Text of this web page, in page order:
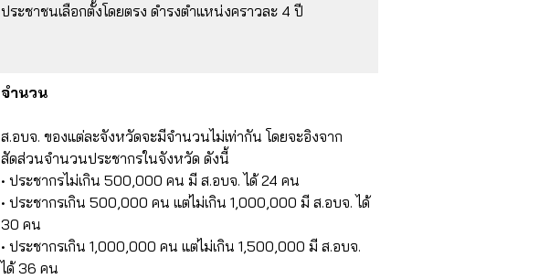
ประชาชนเลือกตั้งโดยตรง ดำรงตำแหน่งคราวละ 4 ปี
จำนวน
ส.อบจ. ของแต่ละจังหวัดจะมีจำนวนไม่เท่ากัน โดยจะอิงจาก
สัดส่วนจำนวนประชากรในจังหวัด ดังนี้
• ประชากรไม่เกิน 500,000 คน มี ส.อบจ. ได้ 24 คน
• ประชากรเกิน 500,000 คน แต่ไม่เกิน 1,000,000 มี ส.อบจ. ได้
30 คน
• ประชากรเกิน 1,000,000 คน แต่ไม่เกิน 1,500,000 มี ส.อบจ.
ได้ 36 คน